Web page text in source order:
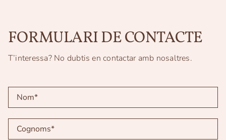
FORMULARI DE CONTACTE
T’interessa? No dubtis en contactar amb nosaltres.